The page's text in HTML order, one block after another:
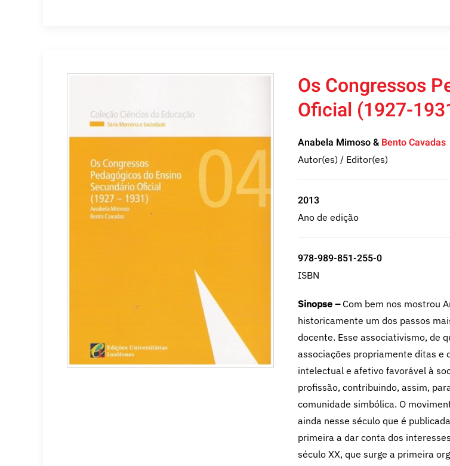
Os Congressos
Oficial (1927-
Anabela Mimoso & Bento Cavadas
Autor(es) / Editor(es)
2013
Ano de edição
978-989-851-255-0
ISBN
Sinopse –Com bem nos mostrou
historicamente um dos passos
docente. Esse associativismo, de
associações propriamente ditas e
intelectual e afetivo favorável à
profissão, contribuindo, assim,
comunidade simbólica. O
ainda nesse século que é
primeira a dar conta dos
século XX, que surge a primeira